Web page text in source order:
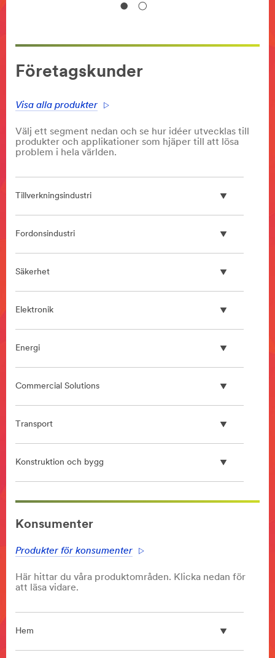
Företagskunder
Visa alla produkter
Välj ett segment nedan och se hur idéer utvecklas till
produkter och applikationer som hjäper till att lösa
problem i hela världen.
Tillverkningsindustri
Fordonsindustri
Säkerhet
Elektronik
Energi
Commercial Solutions
Transport
Konstruktion och bygg
**Site
area
**
Protector
url**
protection-
**Site
Konsumenter
Produkter för konsumenter
Här hittar du våra produktområden. Klicka nedan för
att läsa vidare.
Hem